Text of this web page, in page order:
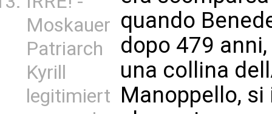
Moskauer
Patriarch
Kyrill
legitimiert
quando
dopo 479
una collina
Manoppello,